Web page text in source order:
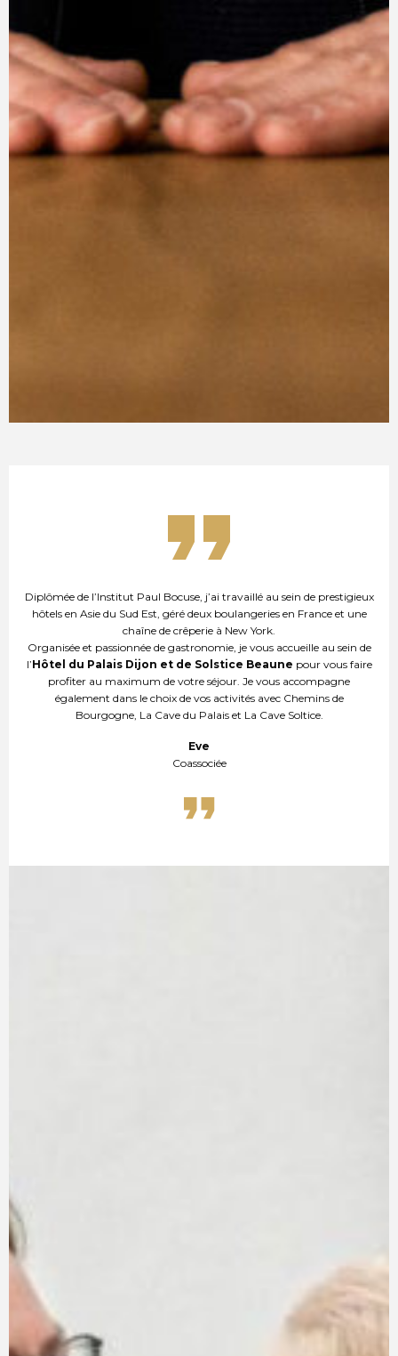
Diplômée de l’Institut Paul Bocuse, j’ai travaillé au sein de prestigieux
hôtels en Asie du Sud Est, géré deux boulangeries en France et une
chaîne de crêperie à New York.
Organisée et passionnée de gastronomie, je vous accueille au sein de
l’Hôtel du Palais Dijon et de Solstice Beaune pour vous faire
profiter au maximum de votre séjour. Je vous accompagne
également dans le choix de vos activités avec Chemins de
Bourgogne, La Cave du Palais et La Cave Soltice.
Eve
Coassociée